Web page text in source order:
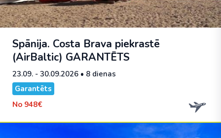
Spānija. Costa Brava piekrastē
(AirBaltic) GARANTĒTS
23.09. - 30.09.2026 • 8 dienas
Garantēts
No 948€